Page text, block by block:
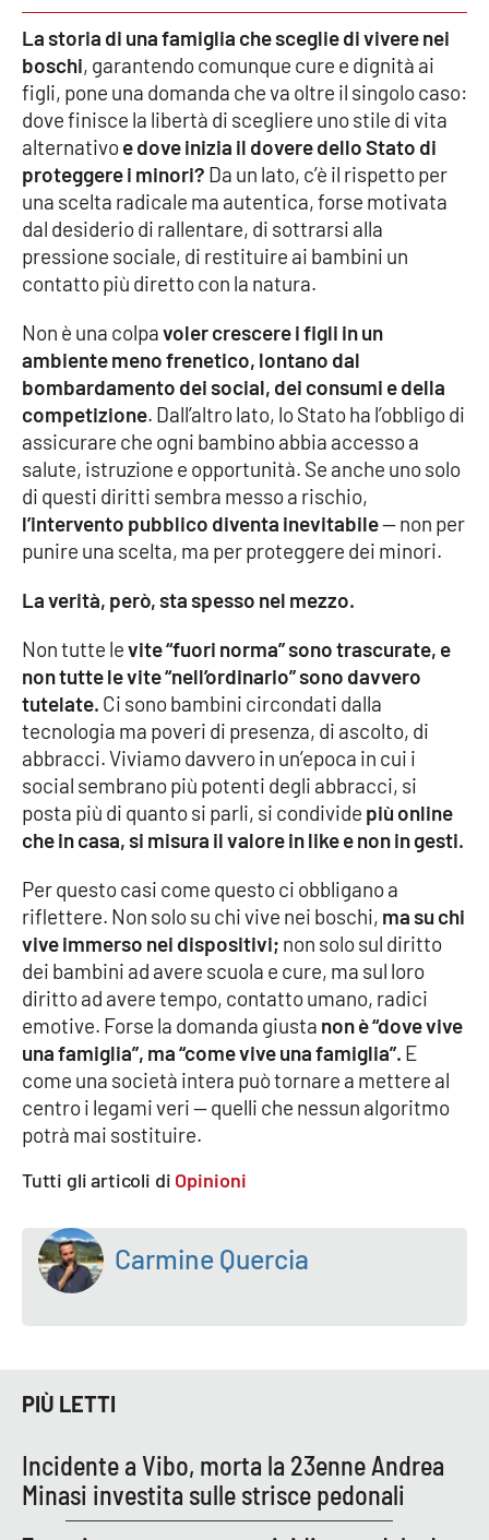
Economia e Lavoro
Politica
Sanità
Società
Sport
RUBRICHE
Good Morning Vietnam
Parchi Marini Calabria
Leggendo Alvaro insieme
Imprese Di Calabria
Le perfidie di Antonella Grippo
Venti di comunicazione
STREAMING
LaC TV
LaC Network
LaC OnAir
EDIZIONI
LOCALI
Catanzaro
Crotone
Vibo Valentia
Cosenza
PROGETTI
SPECIALI
Buona Sanità Calabria
Carmine Quercia
Tutti gli articoli di Opinioni
La storia di una famiglia che sceglie di vivere nei
boschi, garantendo comunque cure e dignità ai
figli, pone una domanda che va oltre il singolo caso:
dove finisce la libertà di scegliere uno stile di vita
alternativoe dove inizia il dovere dello Stato di
proteggere i minori? Da un lato, c’è il rispetto per
una scelta radicale ma autentica, forse motivata
dal desiderio di rallentare, di sottrarsi alla
pressione sociale, di restituire ai bambini un
contatto più diretto con la natura.
Non è una colpavoler crescere i figli in un
ambiente meno frenetico, lontano dal
bombardamento dei social, dei consumi e della
competizione. Dall’altro lato, lo Stato ha l’obbligo di
assicurare che ogni bambino abbia accesso a
salute, istruzione e opportunità. Se anche uno solo
di questi diritti sembra messo a rischio,
l’intervento pubblico diventa inevitabile— non per
punire una scelta, ma per proteggere dei minori.
La verità, però, sta spesso nel mezzo.
Non tutte levite “fuori norma” sono trascurate, e
non tutte le vite “nell’ordinario” sono davvero
tutelate. Ci sono bambini circondati dalla
tecnologia ma poveri di presenza, di ascolto, di
abbracci. Viviamo davvero in un’epoca in cui i
social sembrano più potenti degli abbracci, si
posta più di quanto si parli, si condivide più online
che in casa, si misura il valore in like e non in gesti.
Per questo casi come questo ci obbligano a
riflettere. Non solo su chi vive nei boschi, ma su chi
vive immerso nei dispositivi; non solo sul diritto
dei bambini ad avere scuola e cure, ma sul loro
diritto ad avere tempo, contatto umano, radici
emotive. Forse la domanda giusta non è “dove vive
una famiglia”, ma “come vive una famiglia”. E
come una società intera può tornare a mettere al
centro i legami veri — quelli che nessun algoritmo
potrà mai sostituire.
PIÙ LETTI
Incidente a Vibo, morta la 23enne Andrea
Minasi investita sulle strisce pedonali